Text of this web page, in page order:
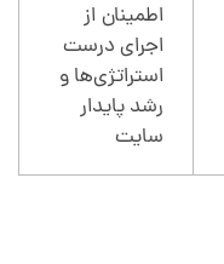
اطمینان از
اجرای درست
استراتژی‌ها و
رشد پایدار
سایت